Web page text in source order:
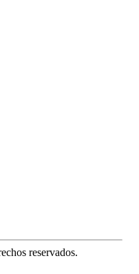
reservados.